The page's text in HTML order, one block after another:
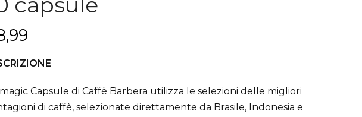
Capsule di Caffè Barbera utilizza le selezioni delle migliori
di caffè, selezionate direttamente da Brasile, Indonesia e